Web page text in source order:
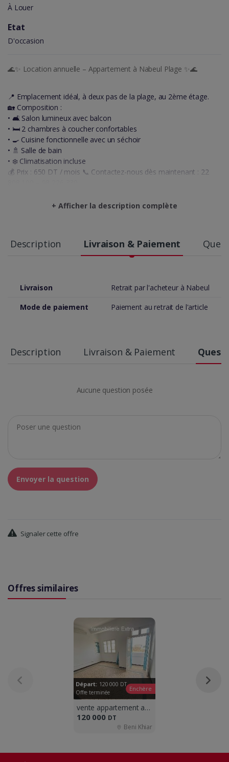
À Louer
Etat
D'occasion
🌊✨ Location annuelle – Appartement à Nabeul Plage ✨🌊
📍 Emplacement idéal, à deux pas de la plage, au 2ème étage.
🏡 Composition :
• 🛋️ Salon lumineux avec balcon
• 🛏️ 2 chambres à coucher confortables
• 🍳 Cuisine fonctionnelle avec un séchoir
• 🚿 Salle de bain
• ❄️ Climatisation incluse
💰 Prix : 650 DT / mois 📞 Contactez-nous dès maintenant : 22
pour votre nouvelle vie à Nabeul !
+ Afficher la description complète
Description Livraison & Paiement
Livraison
Retrait par l'acheteur à Nabeul
Mode de paiement
Paiement au retrait de l'article
Description Livraison & Paiement
Aucune question posée
Envoyer la question
Signaler cette offre
Offres similaires
Départ: 120 000 DT
Offre terminée
Enchère
vente appartement a beni khiar
120 000 DT
Beni Khiar